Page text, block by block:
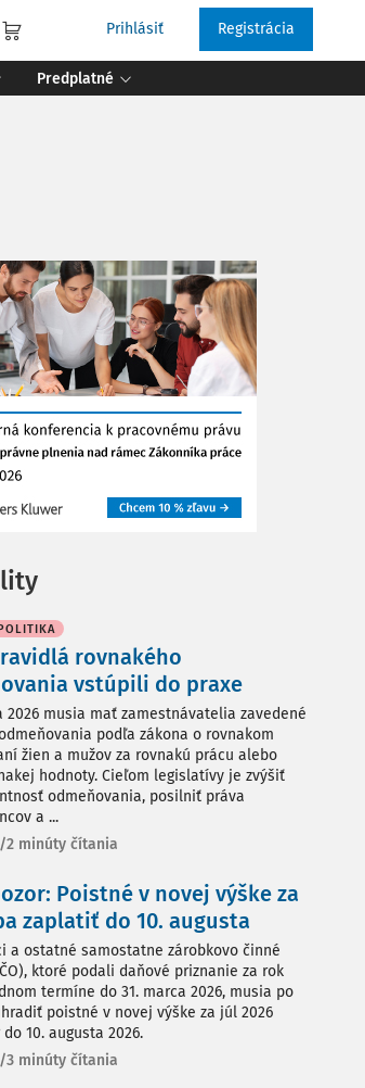
Prihlásiť Registrácia
Predplatné
rovnakého
vstúpili do praxe
2026 musia mať zamestnávatelia zavedené
podľa zákona o rovnakom
žien a mužov za rovnakú prácu alebo
hodnoty. Cieľom legislatívy je zvýšiť
odmeňovania, posilniť práva
a ...
/2 minúty čítania
Poistné v novej výške za
zaplatiť do 10. augusta
a ostatné samostatne zárobkovo činné
ktoré podali daňové priznanie za rok
termíne do 31. marca 2026, musia po
poistné v novej výške za júl 2026
10. augusta 2026.
/3 minúty čítania